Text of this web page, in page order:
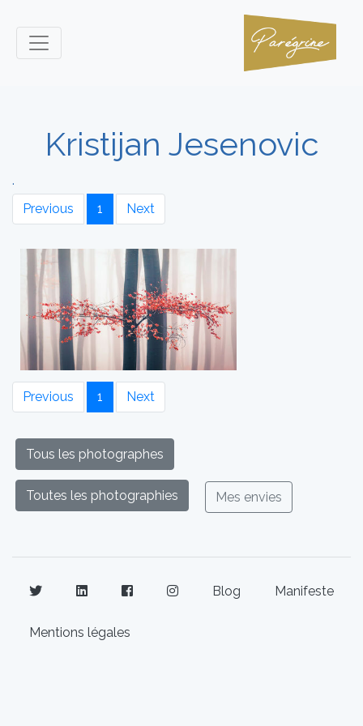
Kristijan Jesenovic
.
Previous
1 Next
Previous 1 Next
Tous les photographes
Toutes les photographies Mes envies
Blog Manifeste
Mentions légales